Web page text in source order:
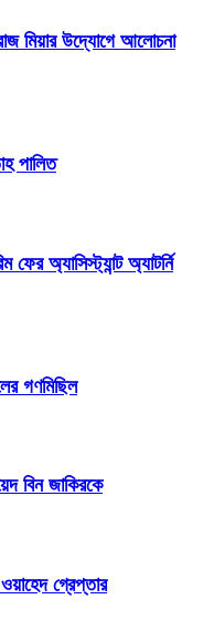
মিয়ার উদ্যোগে আলোচনা
পালিত
অ্যাসিস্ট্যান্ট অ্যাটর্নি
গণমিছিল
বিন জাকিরকে
গ্রেপ্তার